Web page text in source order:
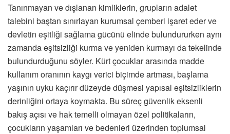
Tanınmayan ve dışlanan kimliklerin, grupların adalet
talebini baştan sınırlayan kurumsal çemberi işaret eder ve
devletin eşitliği sağlama gücünü elinde bulundururken aynı
zamanda eşitsizliği kurma ve yeniden kurmayı da tekelinde
bulundurduğunu söyler. Kürt çocuklar arasında madde
kullanım oranının kaygı verici biçimde artması, başlama
yaşının uyku kaçırır düzeyde düşmesi yapısal eşitsizliklerin
derinliğini ortaya koymakta. Bu süreç güvenlik eksenli
bakış açısı ve hak temelli olmayan özel politikaların,
çocukların yaşamları ve bedenleri üzerinden toplumsal